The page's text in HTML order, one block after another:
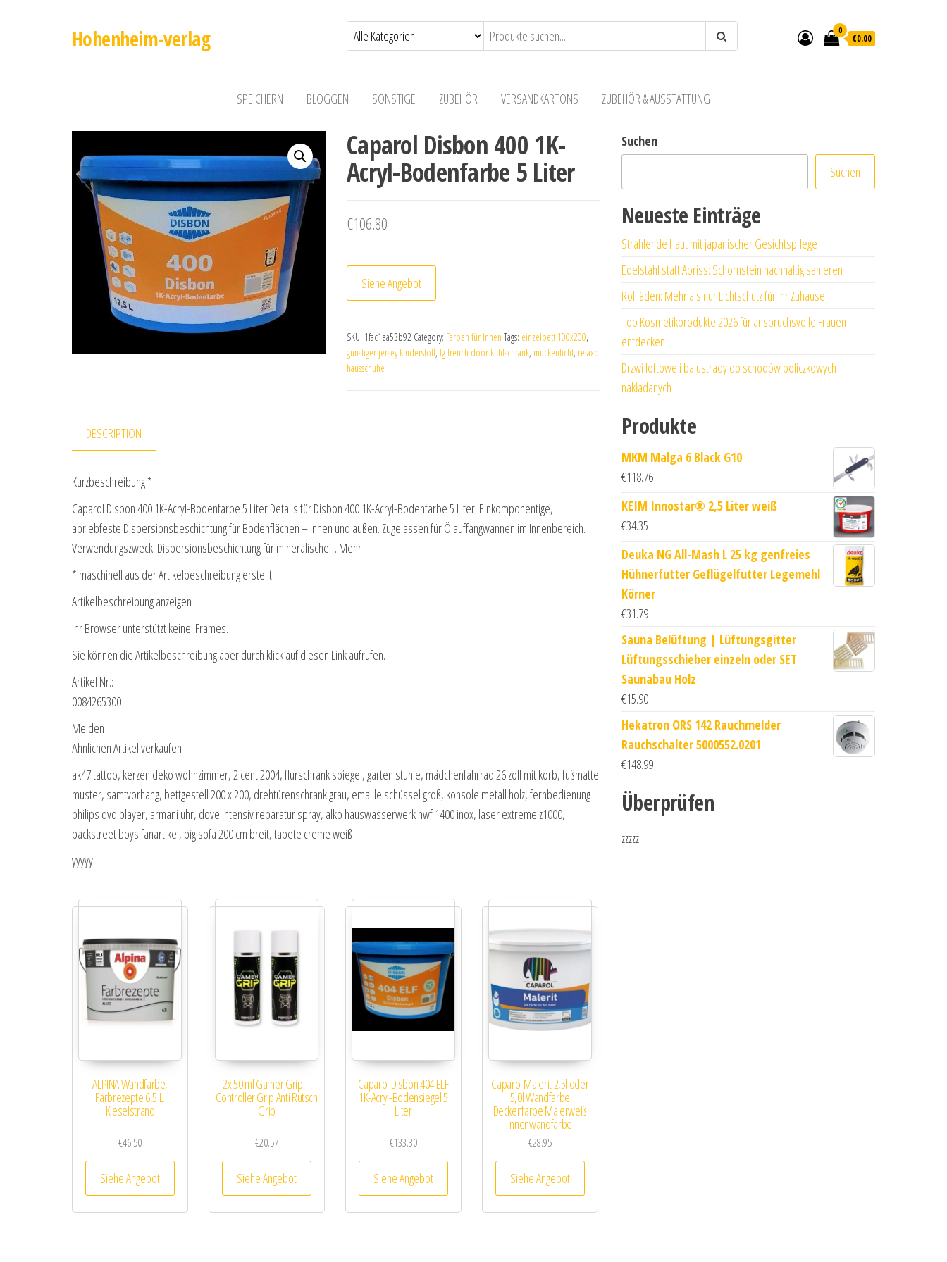
Hohenheim-verlag 0
€0.00
SPEICHERN BLOGGEN SONSTIGE ZUBEHÖR VERSANDKARTONS ZUBEHÖR & AUSSTATTUNG
Caparol Disbon 400 1K-
Acryl-Bodenfarbe 5 Liter
€106.80
Siehe Angebot
SKU: 1fac1ea53b92 Category: Farben für Innen Tags: einzelbett 100x200,
günstiger jersey kinderstoff, lg french door kühlschrank, mückenlicht, relaxo
hausschuhe
DESCRIPTION
Kurzbeschreibung *
Caparol Disbon 400 1K-Acryl-Bodenfarbe 5 Liter Details für Disbon 400 1K-Acryl-Bodenfarbe 5 Liter: Einkomponentige,
abriebfeste Dispersionsbeschichtung für Bodenflächen – innen und außen. Zugelassen für Ölauffangwannen im Innenbereich.
Verwendungszweck: Dispersionsbeschichtung für mineralische… Mehr
* maschinell aus der Artikelbeschreibung erstellt
Artikelbeschreibung anzeigen
Ihr Browser unterstützt keine IFrames.
Sie können die Artikelbeschreibung aber durch klick auf diesen Link aufrufen.
Artikel Nr.:
0084265300
Melden |
Ähnlichen Artikel verkaufen
ak47 tattoo, kerzen deko wohnzimmer, 2 cent 2004, flurschrank spiegel, garten stuhle, mädchenfahrrad 26 zoll mit korb, fußmatte
muster, samtvorhang, bettgestell 200 x 200, drehtürenschrank grau, emaille schüssel groß, konsole metall holz, fernbedienung
philips dvd player, armani uhr, dove intensiv reparatur spray, alko hauswasserwerk hwf 1400 inox, laser extreme z1000,
backstreet boys fanartikel, big sofa 200 cm breit, tapete creme weiß
yyyyy
ALPINA Wandfarbe,
Farbrezepte 6,5 L.
Kieselstrand
€46.50
Siehe Angebot
2x 50 ml Gamer Grip –
Controller Grip Anti Rutsch
Grip
€20.57
Siehe Angebot
Caparol Disbon 404 ELF
1K-Acryl-Bodensiegel 5
Liter
€133.30
Siehe Angebot
Caparol Malerit 2,5l oder
5,0l Wandfarbe
Deckenfarbe Malerweiß
Innenwandfarbe
€28.95
Siehe Angebot
Suchen
Suchen
Neueste Einträge
Strahlende Haut mit japanischer Gesichtspflege
Edelstahl statt Abriss: Schornstein nachhaltig sanieren
Rollläden: Mehr als nur Lichtschutz für Ihr Zuhause
Top Kosmetikprodukte 2026 für anspruchsvolle Frauen
entdecken
Drzwi loftowe i balustrady do schodów policzkowych
nakładanych
Produkte
MKM Malga 6 Black G10
€118.76
KEIM Innostar® 2,5 Liter weiß
€34.35
Deuka NG All-Mash L 25 kg genfreies
Hühnerfutter Geflügelfutter Legemehl
Körner
€31.79
Sauna Belüftung | Lüftungsgitter
Lüftungsschieber einzeln oder SET
Saunabau Holz
€15.90
Hekatron ORS 142 Rauchmelder
Rauchschalter 5000552.0201
€148.99
Überprüfen
zzzzz